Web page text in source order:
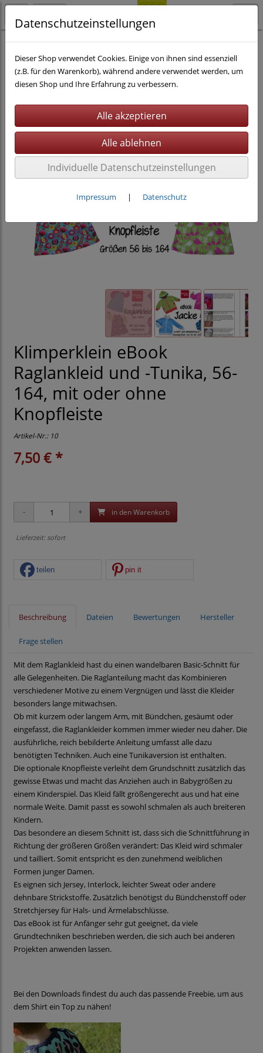
Nähen eBooks Kinderkleidung Kleider
Klimperklein eBook
Raglankleid und -Tunika, 56-
164, mit oder ohne
Knopfleiste
Artikel-Nr.: 10
7,50 € *
in den Warenkorb
Lieferzeit: sofort
teilen pin it
Beschreibung Dateien Bewertungen Hersteller
Frage stellen
Mit dem Raglankleid hast du einen wandelbaren Basic-Schnitt für
alle Gelegenheiten. Die Raglanteilung macht das Kombinieren
verschiedener Motive zu einem Vergnügen und lässt die Kleider
besonders lange mitwachsen.
Ob mit kurzem oder langem Arm, mit Bündchen, gesäumt oder
eingefasst, die Raglankleider kommen immer wieder neu daher. Die
ausführliche, reich bebilderte Anleitung umfasst alle dazu
benötigten Techniken. Auch eine Tunikaversion ist enthalten.
Die optionale Knopfleiste verleiht dem Grundschnitt zusätzlich das
gewisse Etwas und macht das Anziehen auch in Babygrößen zu
einem Kinderspiel. Das Kleid fällt größengerecht aus und hat eine
normale Weite. Damit passt es sowohl schmalen als auch breiteren
Kindern.
Das besondere an diesem Schnitt ist, dass sich die Schnittführung in
Richtung der größeren Größen verändert: Das Kleid wird schmaler
und tailliert. Somit entspricht es den zunehmend weiblichen
Formen junger Damen.
Es eignen sich Jersey, Interlock, leichter Sweat oder andere
dehnbare Strickstoffe. Zusätzlich benötigst du Bündchenstoff oder
Stretchjersey für Hals- und Ärmelabschlüsse.
Das eBook ist für Anfänger sehr gut geeignet, da viele
Grundtechniken beschrieben werden, die sich auch bei anderen
Projekten anwenden lassen.
Bei den Downloads findest du auch das passende Freebie, um aus
dem Shirt ein Top zu nähen!
Datenschutzeinstellungen
Dieser Shop verwendet Cookies. Einige von ihnen sind essenziell
(z.B. für den Warenkorb), während andere verwendet werden, um
diesen Shop und Ihre Erfahrung zu verbessern.
Individuelle Datenschutzeinstellungen
Impressum | Datenschutz